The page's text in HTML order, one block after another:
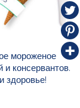
мороженое
и консервантов.
здоровье!